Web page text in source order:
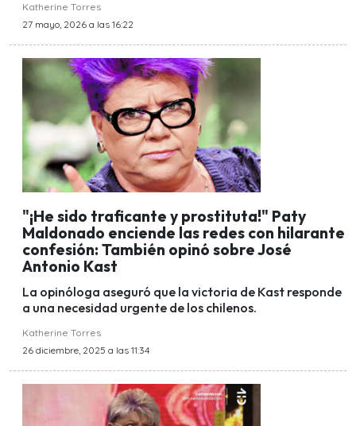
Katherine Torres
27 mayo, 2026 a las 16:22
"¡He sido traficante y prostituta!" Paty
Maldonado enciende las redes con hilarante
confesión: También opinó sobre José
Antonio Kast
La opinóloga aseguró que la victoria de Kast responde
a una necesidad urgente de los chilenos.
Katherine Torres
26 diciembre, 2025 a las 11:34